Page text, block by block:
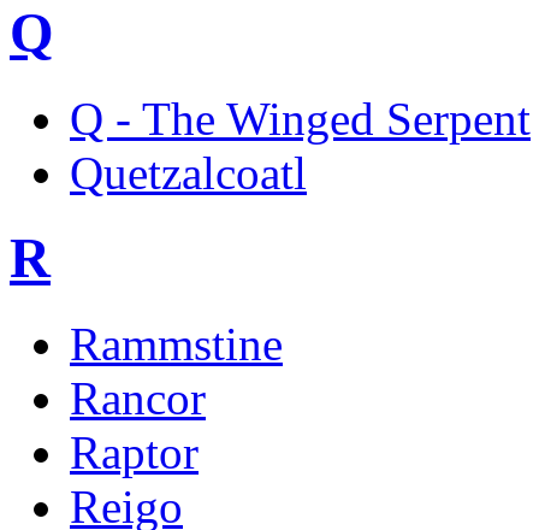
Q
Q - The Winged Serpent
Quetzalcoatl
R
Rammstine
Rancor
Raptor
Reigo